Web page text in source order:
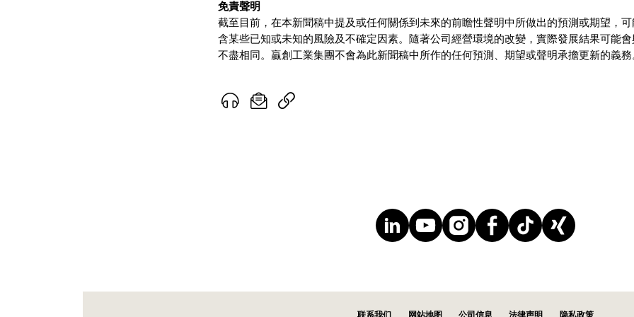
免責聲明
截至目前，在本新聞稿中提及或任何關係到未來的前瞻性聲明中所做出的預測或期望，
含某些已知或未知的風險及不確定因素。隨著公司經營環境的改變，實際發展結果可能會
不盡相同。贏創工業集團不會為此新聞稿中所作的任何預測、期望或聲明承擔更新的義務
联系我们 网站地图 公司信息 法律声明 隐私政策